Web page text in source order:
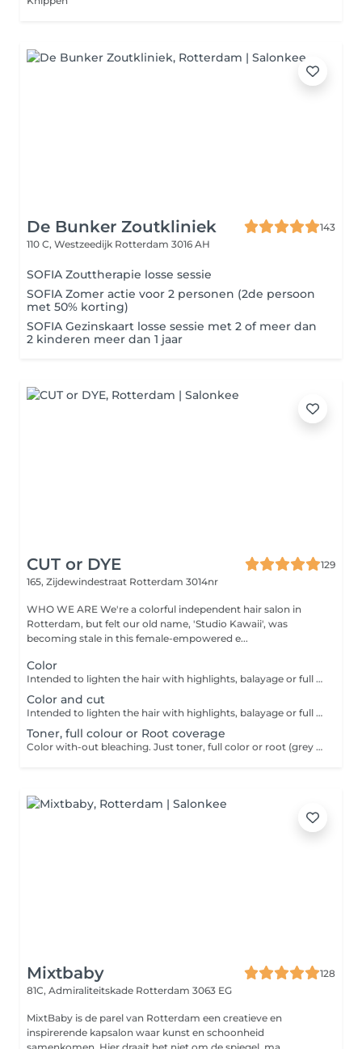
De Bunker Zoutkliniek
143
110 C, Westzeedijk Rotterdam 3016 AH
SOFIA Zouttherapie losse sessie
SOFIA Zomer actie voor 2 personen (2de persoon
met 50% korting)
SOFIA Gezinskaart losse sessie met 2 of meer dan
2 kinderen meer dan 1 jaar
CUT or DYE
129
165, Zijdewindestraat Rotterdam 3014nr
WHO WE ARE We're a colorful independent hair salon in
Rotterdam, but felt our old name, 'Studio Kawaii', was
becoming stale in this female-empowered e...
Color
Intended to lighten the hair with highlights, balayage or full bleach. Applying a dark color, toner or outgrowth treatment without haircut.
Color and cut
Intended to lighten the hair with highlights, balayage or full bleach. Applying a dark color, toner or outgrowth treatment including haircut.
Toner, full colour or Root coverage
Color with-out bleaching. Just toner, full color or root (grey hair) coverage, cut can be discussed. Depends on situation and busy in salon
Mixtbaby
128
81C, Admiraliteitskade Rotterdam 3063 EG
MixtBaby is de parel van Rotterdam een creatieve en
inspirerende kapsalon waar kunst en schoonheid